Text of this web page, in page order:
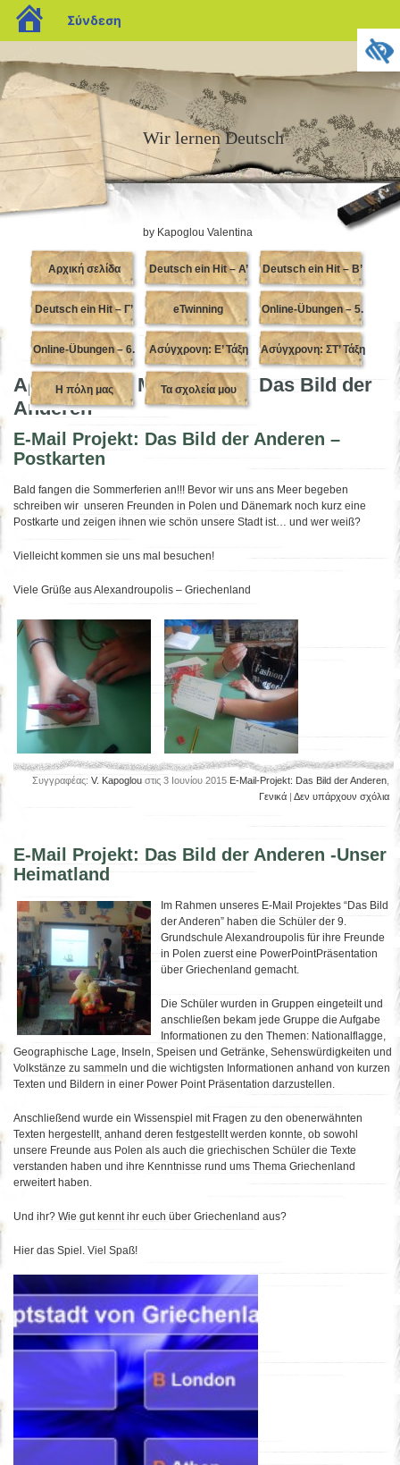
blogs.sch.gr
Σύνδεση
Wir lernen Deutsch
by Kapoglou Valentina
Αρχική σελίδα Deutsch ein Hit – Α’
Γυμνασίου
Deutsch ein Hit – Β’
Γυμνασίου
Deutsch ein Hit – Γ’
Γυμνασίου
eTwinning Online-Übungen – 5.
Klasse
Online-Übungen – 6.
Klasse
Ασύγχρονη: Ε’ Τάξη Ασύγχρονη: ΣΤ’ Τάξη
Η πόλη μας Τα σχολεία μου
Αρχεία για E-Mail-Projekt: Das Bild der
Anderen
E-Mail Projekt: Das Bild der Anderen –
Postkarten
Bald fangen die Sommerferien an!!! Bevor wir uns ans Meer begeben
schreiben wir unseren Freunden in Polen und Dänemark noch kurz eine
Postkarte und zeigen ihnen wie schön unsere Stadt ist… und wer weiß?
Vielleicht kommen sie uns mal besuchen!
Viele Grüße aus Alexandroupolis – Griechenland
Συγγραφέας: V. Kapoglouστις 3 Ιουνίου 2015 E-Mail-Projekt: Das Bild der Anderen,
Γενικά| Δεν υπάρχουν σχόλια
E-Mail Projekt: Das Bild der Anderen -Unser
Heimatland
Im Rahmen unseres E-Mail Projektes “Das Bild
der Anderen” haben die Schüler der 9.
Grundschule Alexandroupolis für ihre Freunde
in Polen zuerst eine PowerPointPräsentation
über Griechenland gemacht.
Die Schüler wurden in Gruppen eingeteilt und
anschließen bekam jede Gruppe die Aufgabe
Informationen zu den Themen: Nationalflagge,
Geographische Lage, Inseln, Speisen und Getränke, Sehenswürdigkeiten und
Volkstänze zu sammeln und die wichtigsten Informationen anhand von kurzen
Texten und Bildern in einer Power Point Präsentation darzustellen.
Anschließend wurde ein Wissenspiel mit Fragen zu den obenerwähnten
Texten hergestellt, anhand deren festgestellt werden konnte, ob sowohl
unsere Freunde aus Polen als auch die griechischen Schüler die Texte
verstanden haben und ihre Kenntnisse rund ums Thema Griechenland
erweitert haben.
Und ihr? Wie gut kennt ihr euch über Griechenland aus?
Hier das Spiel. Viel Spaß!